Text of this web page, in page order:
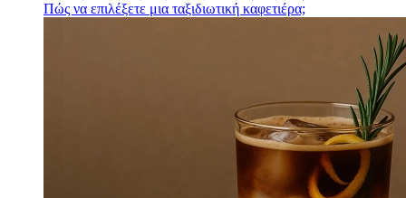
Πώς να επιλέξετε μια ταξιδιωτική καφετιέρα;